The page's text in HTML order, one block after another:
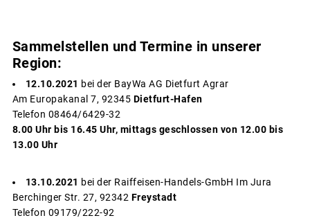
Sammelstellen und Termine in unserer
Region:
12.10.2021 bei der BayWa AG Dietfurt Agrar
Am Europakanal 7, 92345 Dietfurt-Hafen
Telefon 08464/6429-32
8.00 Uhr bis 16.45 Uhr, mittags geschlossen von 12.00 bis
13.00 Uhr
13.10.2021 bei der Raiffeisen-Handels-GmbH Im Jura
Berchinger Str. 27, 92342 Freystadt
Telefon 09179/222-92